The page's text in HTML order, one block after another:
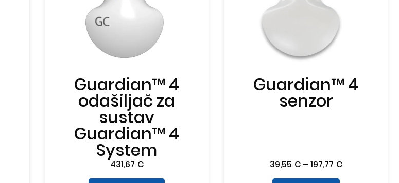
Guardian™ 4
odašiljač za
sustav
Guardian™ 4
System
431,67 €
Guardian™ 4
senzor
39,55 € – 197,77 €